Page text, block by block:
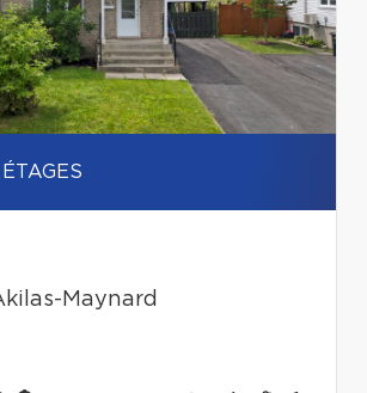
Maynard